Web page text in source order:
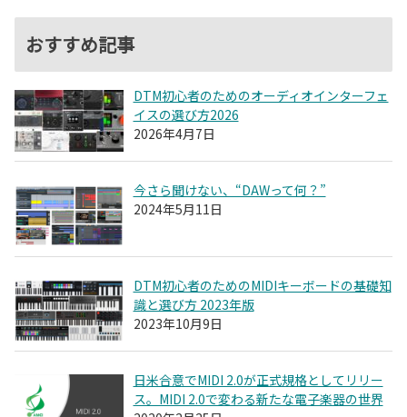
おすすめ記事
DTM初心者のためのオーディオインターフェ
イスの選び方2026
2026年4月7日
今さら聞けない、“DAWって何？”
2024年5月11日
DTM初心者のためのMIDIキーボードの基礎知
識と選び方 2023年版
2023年10月9日
日米合意でMIDI 2.0が正式規格としてリリー
ス。MIDI 2.0で変わる新たな電子楽器の世界